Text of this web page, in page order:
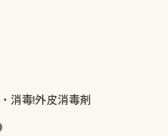
消毒!外皮消毒剤